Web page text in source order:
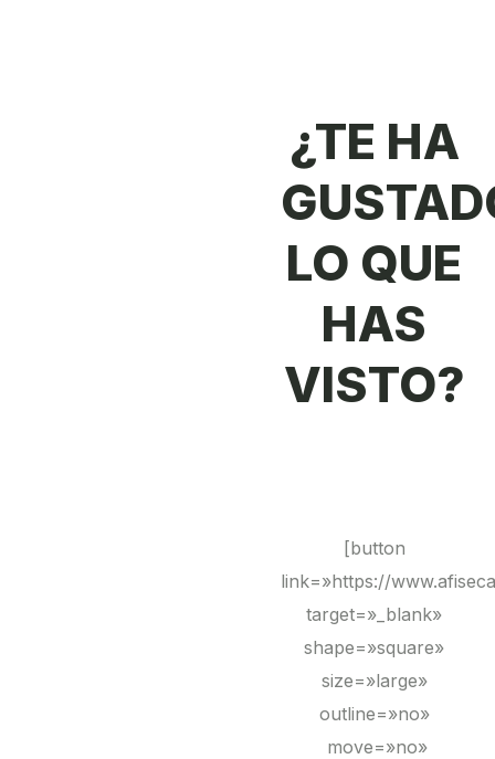
¿TE HA
LO QUE
HAS
VISTO?
[button
link=»https://
target=»_blank»
shape=»square»
size=»large»
outline=»no»
move=»no»